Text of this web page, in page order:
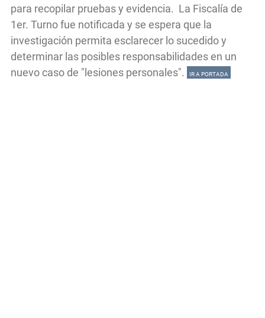
para recopilar pruebas y evidencia. La Fiscalía de
1er. Turno fue notificada y se espera que la
investigación permita esclarecer lo sucedido y
determinar las posibles responsabilidades en un
nuevo caso de "lesiones personales".
IR A PORTADA